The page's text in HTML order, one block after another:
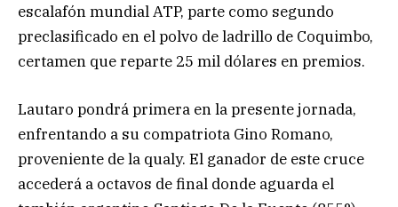
escalafón mundial ATP, parte como segundo
preclasificado en el polvo de ladrillo de Coquimbo,
certamen que reparte 25 mil dólares en premios.
Lautaro pondrá primera en la presente jornada,
enfrentando a su compatriota Gino Romano,
proveniente de la qualy. El ganador de este cruce
accederá a octavos de final donde aguarda el